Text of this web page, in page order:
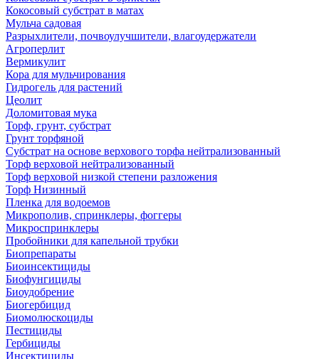
Кокосовый субстрат в матах
Мульча садовая
Разрыхлители, почвоулучшители, влагоудержатели
Агроперлит
Вермикулит
Кора для мульчирования
Гидрогель для растений
Цеолит
Доломитовая мука
Торф, грунт, субстрат
Грунт торфяной
Субстрат на основе верхового торфа нейтрализованный
Торф верховой нейтрализованный
Торф верховой низкой степени разложения
Торф Низинный
Пленка для водоемов
Микрополив, спринклеры, фоггеры
Микроспринклеры
Пробойники для капельной трубки
Биопрепараты
Биоинсектициды
Биофунгициды
Биоудобрение
Биогербицид
Биомолюскоциды
Пестициды
Гербициды
Инсектициды